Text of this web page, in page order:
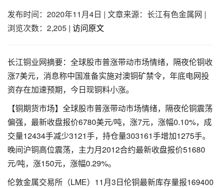
发布时间：2020年11月4日 | 文章来源：长江有色金属网 |
浏览次数：2,205 | 访问原文
长江铜业网摘要：全球股市普涨带动市场情绪，隔夜伦铜收
涨7美元，消息称中国准备实施对澳铜矿禁令，年底电网投
资存在加速预期，今日现铜料小涨。
【铜期货市场】全球股市普涨带动市场情绪，隔夜伦铜震荡
偏强，最新收盘报价6780美元/吨，涨7元，涨幅0.10%，成
交量12434手减少3121手，持仓量303161手增加1275手。
晚间沪铜高位震荡，主力月2012合约最新收盘报价51680
元/吨，涨150元，涨幅0.29%。
伦敦金属交易所（LME）11月3日伦铜最新库存量报169400